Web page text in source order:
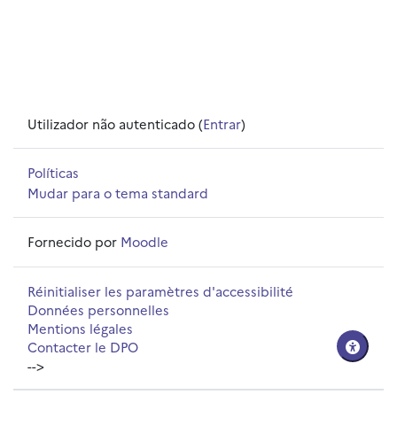
Utilizador não autenticado (Entrar)
Políticas
Mudar para o tema standard
Fornecido por Moodle
Réinitialiser les paramètres d'accessibilité
Données personnelles
Mentions légales
Contacter le DPO
-->